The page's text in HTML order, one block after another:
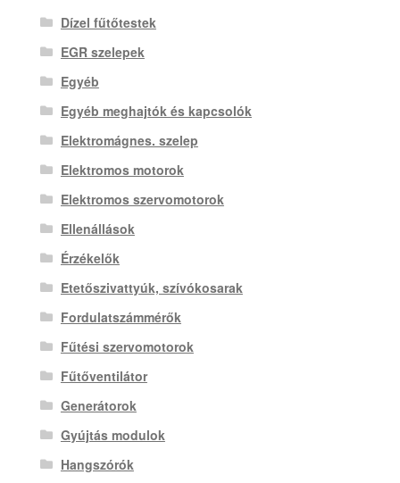
Dízel fűtőtestek
EGR szelepek
Egyéb
Egyéb meghajtók és kapcsolók
Elektromágnes. szelep
Elektromos motorok
Elektromos szervomotorok
Ellenállások
Érzékelők
Etetőszivattyúk, szívókosarak
Fordulatszámmérők
Fűtési szervomotorok
Fűtőventilátor
Generátorok
Gyújtás modulok
Hangszórók